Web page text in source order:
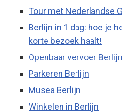
Tour met Nederlandse
Berlijn in 1 dag: hoe je
korte bezoek haalt!
Openbaar vervoer Berlijn
Parkeren Berlijn
Musea Berlijn
Winkelen in Berlijn